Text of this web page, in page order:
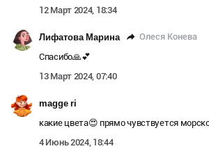
12 Март 2024, 18:34
Лифатова Марина Олеся Конева
Спасибо🙏💕
13 Март 2024, 07:40
magge ri
какие цвета😍 прямо чувствуется
4 Июнь 2024, 18:44